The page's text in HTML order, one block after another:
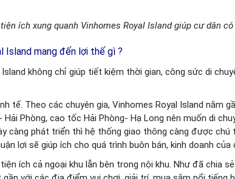
ích xung quanh Vinhomes Royal Island giúp cư dân
Island mang đến lợi thế gì ?
không chỉ giúp tiết kiệm thời gian, công sức di
tế. Theo các chuyên gia, Vinhomes Royal Island nằm
Phòng, cao tốc Hải Phòng- Hạ Long nên muốn di
càng phát triển thì hệ thống giao thông càng được chú
lợi sẽ giúp ích cho quá trình buôn bán, kinh doanh của
ích cả ngoại khu lẫn bên trong nội khu. Như đã chia